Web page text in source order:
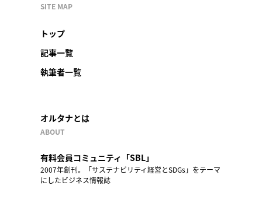
SITE MAP
トップ
記事一覧
執筆者一覧
オルタナとは
ABOUT
有料会員コミュニティ「SBL」
2007年創刊。「サステナビリティ経営とSDGs」をテーマ
にしたビジネス情報誌